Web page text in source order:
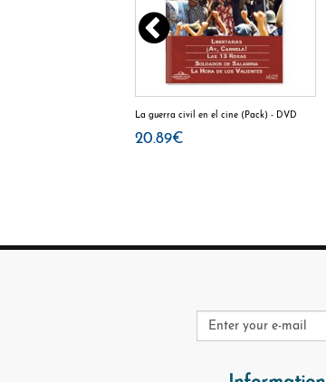
La guerra civil en el cine (Pack) - DVD
20.89€